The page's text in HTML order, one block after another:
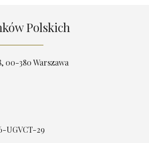
Polskich
00-380 Warszawa
UGVCT-29